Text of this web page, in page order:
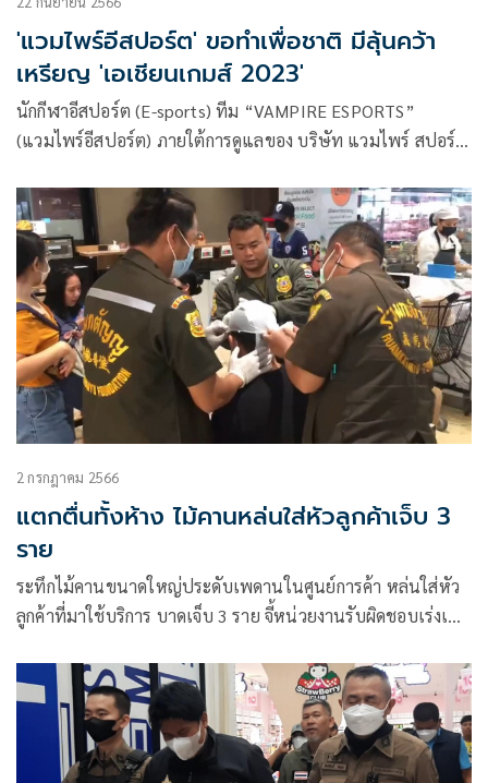
'แวมไพร์อีสปอร์ต' ขอทำเพื่อชาติ มีลุ้นคว้า
เหรียญ 'เอเชียนเกมส์ 2023'
นักกีฬาอีสปอร์ต (E-sports) ทีม “VAMPIRE ESPORTS”
(แวมไพร์อีสปอร์ต) ภายใต้การดูแลของ บริษัท แวมไพร์ สปอร์ต
ร่วมหกรรมกีฬา “เอเชียนเกมส์ 2023” ครั้งที่ 19 ณ เมืองหางโจว
สาธารณรัฐประชาชนจีน ระหว่างวันที่ 23 กันยายน ถึงวันที่ 8
ตุลาคม 2023 ทั้งหมดได้ออกเดินทางไปยังประเทศจีน เมื่อวัน
อังคารที่ 20 กันยายนที่ผ่านมา โดยสายการบิน AIR CHINA CA
734 ณ สนามบินสุวรรณภูมิ
2 กรกฎาคม 2566
แตกตื่นทั้งห้าง ไม้คานหล่นใส่หัวลูกค้าเจ็บ 3
ราย
ระทึกไม้คานขนาดใหญ่ประดับเพดานในศูนย์การค้า หล่นใส่หัว
ลูกค้าที่มาใช้บริการ บาดเจ็บ 3 ราย จี้หน่วยงานรับผิดชอบเร่งเข้า